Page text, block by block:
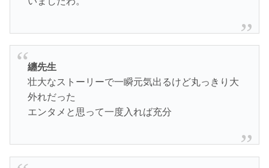
纏先生
壮大なストーリーで一瞬元気出るけど丸っきり大
外れだった
エンタメと思って一度入れば充分